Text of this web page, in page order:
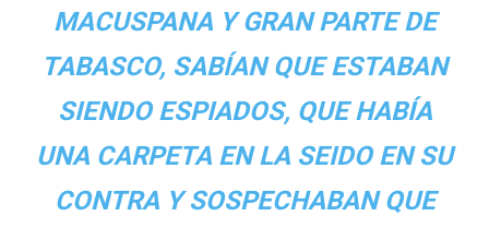
MACUSPANA Y GRAN PARTE DE
TABASCO, SABÍAN QUE ESTABAN
SIENDO ESPIADOS, QUE HABÍA
UNA CARPETA EN LA SEIDO EN SU
CONTRA Y SOSPECHABAN QUE